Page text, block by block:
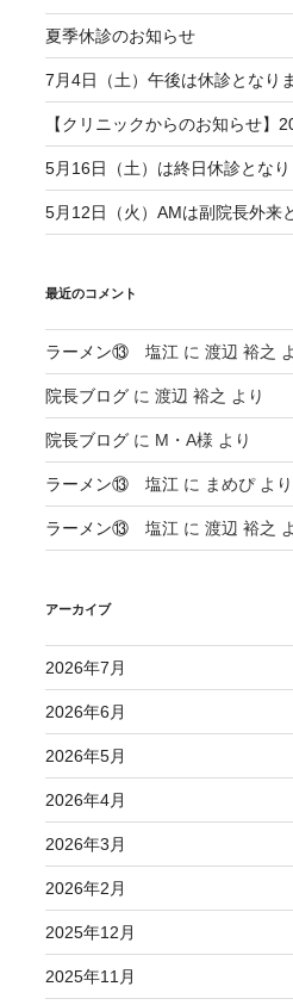
夏季休診のお知らせ
7月4日（土）午後は休診となり
【クリニックからのお知らせ】
5月16日（土）は終日休診となり
5月12日（火）AMは副院長外来
最近のコメント
ラーメン⑬ 塩江に 渡辺 裕之
院長ブログに 渡辺 裕之 より
院長ブログに M・A様 より
ラーメン⑬ 塩江に まめぴより
ラーメン⑬ 塩江に 渡辺 裕之
アーカイブ
2026年7月
2026年6月
2026年5月
2026年4月
2026年3月
2026年2月
2025年12月
2025年11月